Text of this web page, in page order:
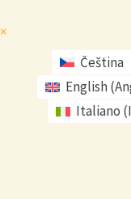
×
Čeština
English(
Italiano (